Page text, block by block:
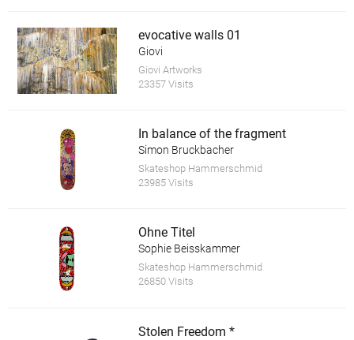
evocative walls 01
Giovi
Giovi Artworks
23357 Visits
In balance of the fragment
Simon Bruckbacher
Skateshop Hammerschmid
23985 Visits
Ohne Titel
Sophie Beisskammer
Skateshop Hammerschmid
26850 Visits
Stolen Freedom *